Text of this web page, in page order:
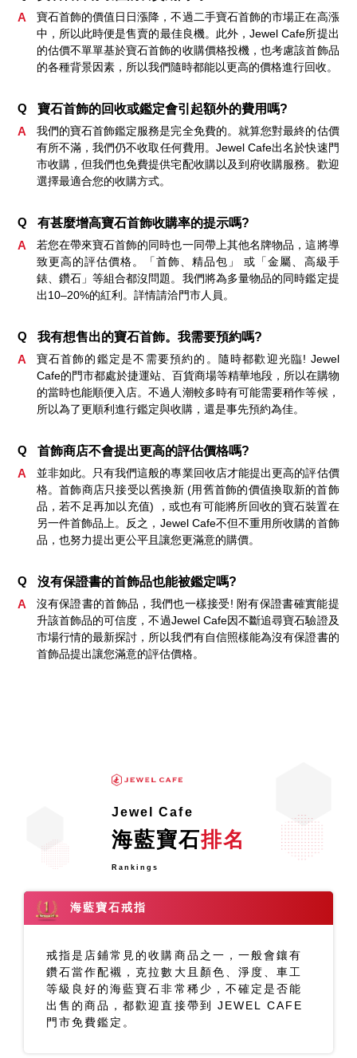
A
寶石首飾的價值日日漲降，不過二手寶石首飾的市場正在高漲
中，所以此時便是售賣的最佳良機。此外，Jewel Cafe所提出
的估價不單單基於寶石首飾的收購價格投機，也考慮該首飾品
的各種背景因素，所以我們隨時都能以更高的價格進行回收。
Q
寶石首飾的回收或鑑定會引起額外的費用嗎?
A
我們的寶石首飾鑑定服務是完全免費的。就算您對最終的估價
有所不滿，我們仍不收取任何費用。Jewel Cafe出名於快速門
市收購，但我們也免費提供宅配收購以及到府收購服務。歡迎
選擇最適合您的收購方式。
Q
有甚麼增高寶石首飾收購率的提示嗎?
A
若您在帶來寶石首飾的同時也一同帶上其他名牌物品，這將導
致更高的評估價格。「首飾、精品包」 或「金屬、高級手
錶、鑽石」等組合都沒問題。我們將為多量物品的同時鑑定提
出10–20%的紅利。詳情請洽門市人員。
Q
我有想售出的寶石首飾。我需要預約嗎?
A
寶石首飾的鑑定是不需要預約的。隨時都歡迎光臨! Jewel
Cafe的門市都處於捷運站、百貨商場等精華地段，所以在購物
的當時也能順便入店。不過人潮較多時有可能需要稍作等候，
所以為了更順利進行鑑定與收購，還是事先預約為佳。
Q
首飾商店不會提出更高的評估價格嗎?
A
並非如此。只有我們這般的專業回收店才能提出更高的評估價
格。首飾商店只接受以舊換新 (用舊首飾的價值換取新的首飾
品，若不足再加以充值) ，或也有可能將所回收的寶石裝置在
另一件首飾品上。反之，Jewel Cafe不但不重用所收購的首飾
品，也努力提出更公平且讓您更滿意的購價。
Q
沒有保證書的首飾品也能被鑑定嗎?
A
沒有保證書的首飾品，我們也一樣接受! 附有保證書確實能提
升該首飾品的可信度，不過Jewel Cafe因不斷追尋寶石驗證及
市場行情的最新探討，所以我們有自信照樣能為沒有保證書的
首飾品提出讓您滿意的評估價格。
Jewel Cafe
海藍寶石排名
Rankings
海藍寶石戒指
戒指是店鋪常見的收購商品之一，一般會鑲有
鑽石當作配襯，克拉數大且顏色、淨度、車工
等級良好的海藍寶石非常稀少，不確定是否能
出售的商品，都歡迎直接帶到 JEWEL CAFE
門市免費鑑定。